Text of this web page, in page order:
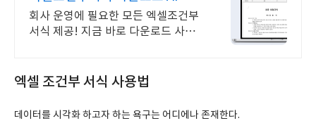
서 작성
회사 운영에 필요한 모든 엑셀조건부
서식 제공! 지금 바로 다운로드 사내
엑셀 조건부 서식 사용법
데이터를 시각화 하고자 하는 욕구는 어디에나 존재한다.